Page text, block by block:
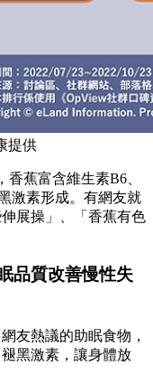
提供
蕉富含維生素B6、
激素形成。有網友就
展操」、「香蕉有色
品質改善慢性失
友熱議的助眠食物，
黑激素，讓身體放